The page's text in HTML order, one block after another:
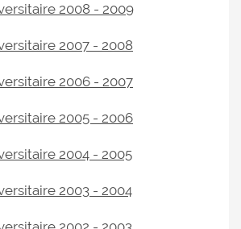
2008 - 2009
2007 - 2008
2006 - 2007
2005 - 2006
2004 - 2005
2003 - 2004